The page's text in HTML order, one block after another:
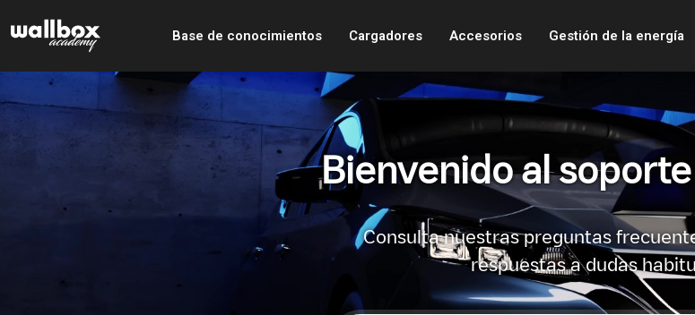
Base de conocimientos Cargadores Accesorios Gestión de la energía
Bienvenido al
Consulta nuestras preguntas
respuestas a dudas